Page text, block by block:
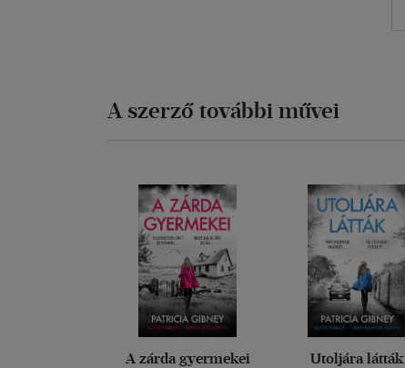
A szerző további művei
A zárda gyermekei Utoljára látták